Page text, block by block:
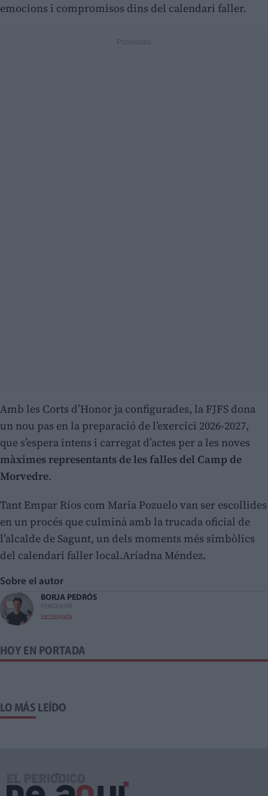
emocions i compromisos dins del calendari faller.
Amb les Corts d’Honor ja configurades, la FJFS dona
un nou pas en la preparació de l’exercici 2026-2027,
que s’espera intens i carregat d’actes per a les noves
màximes representants de les falles del Camp de
Morvedre.
Tant Empar Ríos com Maria Pozuelo van ser escollides
en un procés que culminà amb la trucada oficial de
l’alcalde de Sagunt, un dels moments més simbòlics
del calendari faller local.Ariadna Méndez.
Sobre el autor
BORJA PEDRÓS
PERIODISTA
Ver biografía
HOY EN PORTADA
LO MÁS LEÍDO